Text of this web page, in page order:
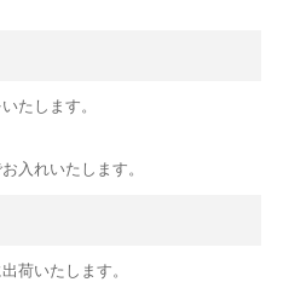
たします。
入れいたします。
荷いたします。